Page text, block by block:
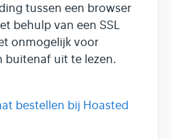
tussen een browser
behulp van een SSL
onmogelijk voor
buitenaf uit te lezen.
bestellen bij Hoasted